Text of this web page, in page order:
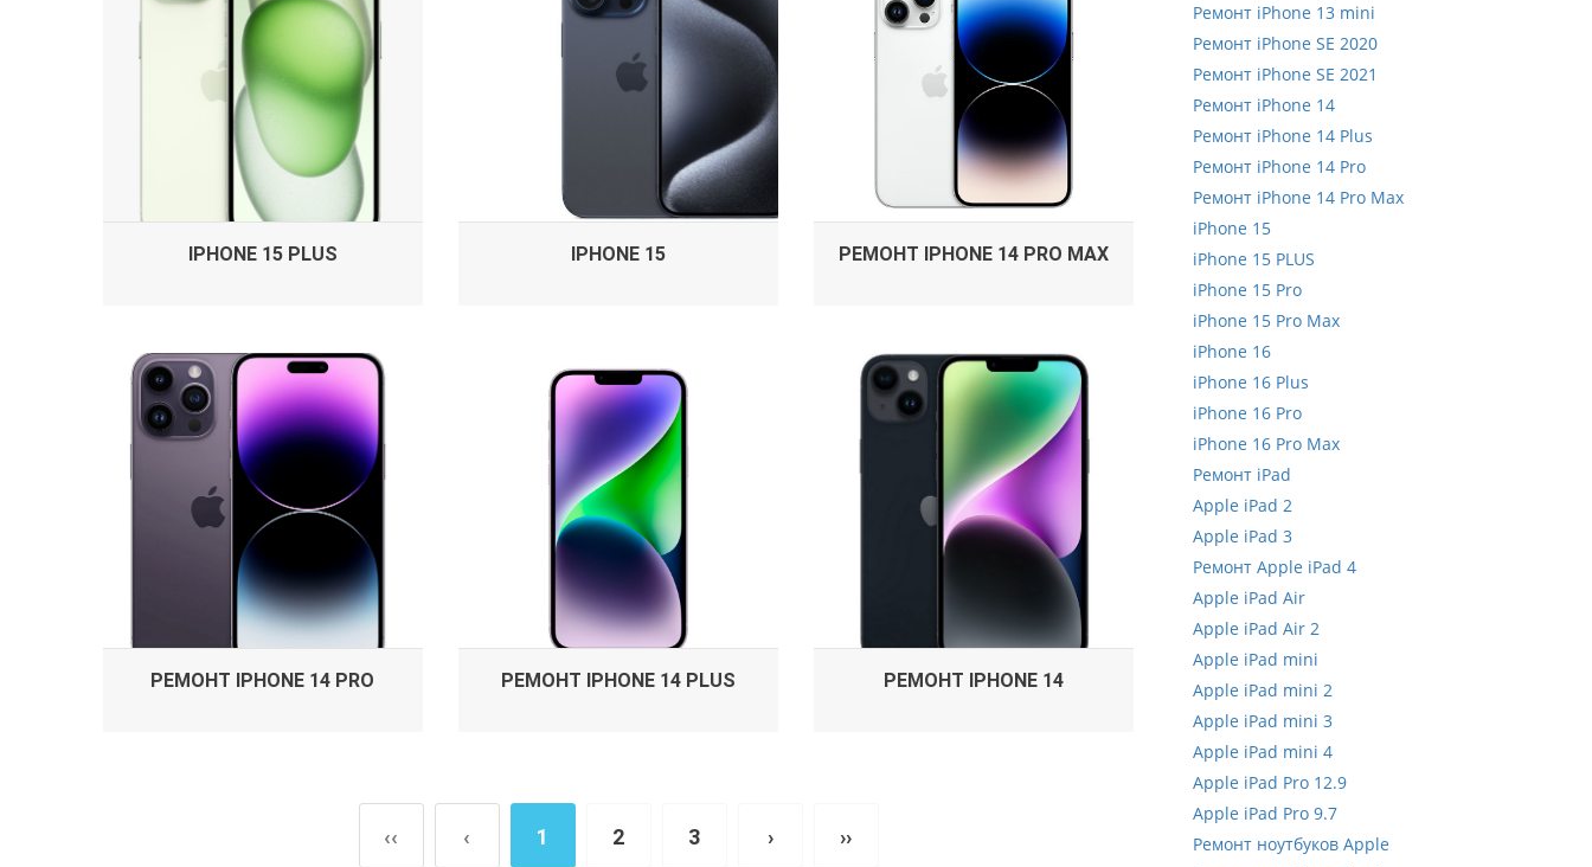
IPHONE 15 PLUS IPHONE 15 РЕМОНТ IPHONE 14 PRO MAX
РЕМОНТ IPHONE 14 PRO РЕМОНТ IPHONE 14 PLUS РЕМОНТ IPHONE 14
‹‹ ‹ 1 2 3 › ››
Ремонт iPhone 13 mini
Ремонт iPhone SE 2020
Ремонт iPhone SE 2021
Ремонт iPhone 14
Ремонт iPhone 14 Plus
Ремонт iPhone 14 Pro
Ремонт iPhone 14 Pro Max
iPhone 15
iPhone 15 PLUS
iPhone 15 Pro
iPhone 15 Pro Max
iPhone 16
iPhone 16 Plus
iPhone 16 Pro
iPhone 16 Pro Max
Ремонт iPad
Apple iPad 2
Apple iPad 3
Ремонт Apple iPad 4
Apple iPad Air
Apple iPad Air 2
Apple iPad mini
Apple iPad mini 2
Apple iPad mini 3
Apple iPad mini 4
Apple iPad Pro 12.9
Apple iPad Pro 9.7
Ремонт ноутбуков Apple